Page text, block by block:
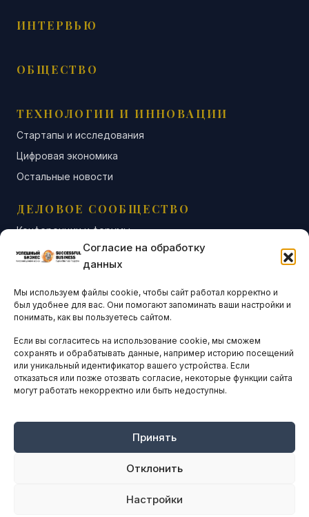
Согласие на обработку
данных
Мы используем файлы cookie, чтобы сайт работал корректно и
был удобнее для вас. Они помогают запоминать ваши настройки и
понимать, как вы пользуетесь сайтом.
Если вы согласитесь на использование cookie, мы сможем
сохранять и обрабатывать данные, например историю посещений
или уникальный идентификатор вашего устройства. Если
отказаться или позже отозвать согласие, некоторые функции сайта
могут работать некорректно или быть недоступны.
Принять
Отклонить
Настройки
ИНТЕРВЬЮ
ОБЩЕСТВО
ТЕХНОЛОГИИ И ИННОВАЦИИ
Стартапы и исследования
Цифровая экономика
Остальные новости
ДЕЛОВОЕ СООБЩЕСТВО
Конференции и форумы
Бизнес-клубы и ассоциации
Остальные новости
АНАЛИТИКА И СТАТИСТИКА
ARTICLES IN ENGLISH
НАВИГАЦИЯ
Оплата онлайн